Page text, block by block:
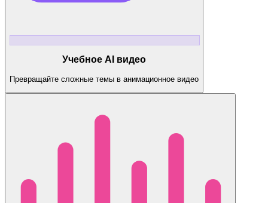
Учебное AI видео
Превращайте сложные темы в анимационное видео